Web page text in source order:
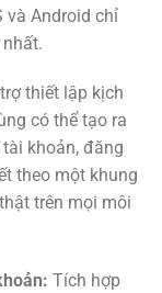
và Android chỉ
thiết lập kịch
có thể tạo ra
khoản, đăng
theo một khung
trên mọi môi
Tích hợp